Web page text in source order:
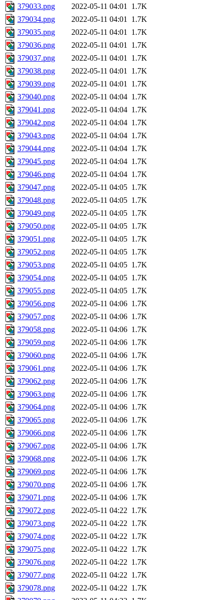
379033.png
2022-05-11 04:01 1.7K
379034.png
2022-05-11 04:01 1.7K
379035.png
2022-05-11 04:01 1.7K
379036.png
2022-05-11 04:01 1.7K
379037.png
2022-05-11 04:01 1.7K
379038.png
2022-05-11 04:01 1.7K
379039.png
2022-05-11 04:01 1.7K
379040.png
2022-05-11 04:04 1.7K
379041.png
2022-05-11 04:04 1.7K
379042.png
2022-05-11 04:04 1.7K
379043.png
2022-05-11 04:04 1.7K
379044.png
2022-05-11 04:04 1.7K
379045.png
2022-05-11 04:04 1.7K
379046.png
2022-05-11 04:04 1.7K
379047.png
2022-05-11 04:05 1.7K
379048.png
2022-05-11 04:05 1.7K
379049.png
2022-05-11 04:05 1.7K
379050.png
2022-05-11 04:05 1.7K
379051.png
2022-05-11 04:05 1.7K
379052.png
2022-05-11 04:05 1.7K
379053.png
2022-05-11 04:05 1.7K
379054.png
2022-05-11 04:05 1.7K
379055.png
2022-05-11 04:05 1.7K
379056.png
2022-05-11 04:06 1.7K
379057.png
2022-05-11 04:06 1.7K
379058.png
2022-05-11 04:06 1.7K
379059.png
2022-05-11 04:06 1.7K
379060.png
2022-05-11 04:06 1.7K
379061.png
2022-05-11 04:06 1.7K
379062.png
2022-05-11 04:06 1.7K
379063.png
2022-05-11 04:06 1.7K
379064.png
2022-05-11 04:06 1.7K
379065.png
2022-05-11 04:06 1.7K
379066.png
2022-05-11 04:06 1.7K
379067.png
2022-05-11 04:06 1.7K
379068.png
2022-05-11 04:06 1.7K
379069.png
2022-05-11 04:06 1.7K
379070.png
2022-05-11 04:06 1.7K
379071.png
2022-05-11 04:06 1.7K
379072.png
2022-05-11 04:22 1.7K
379073.png
2022-05-11 04:22 1.7K
379074.png
2022-05-11 04:22 1.7K
379075.png
2022-05-11 04:22 1.7K
379076.png
2022-05-11 04:22 1.7K
379077.png
2022-05-11 04:22 1.7K
379078.png
2022-05-11 04:22 1.7K